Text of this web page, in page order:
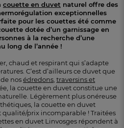
couette en duvet naturel offre des
exceptionnelles
pour les couettes été comme
dotée d’un garnissage en
à la recherche d’une
long de l’année !
chaud et respirant qui s’adapte
C’est d’ailleurs ce duvet que
nosédredons, traversins et
la couette en duvet constitue une
Légèrement plus onéreuse
la couette en duvet
prix incomparable ! Traitées
en duvet Linvosges répondent à